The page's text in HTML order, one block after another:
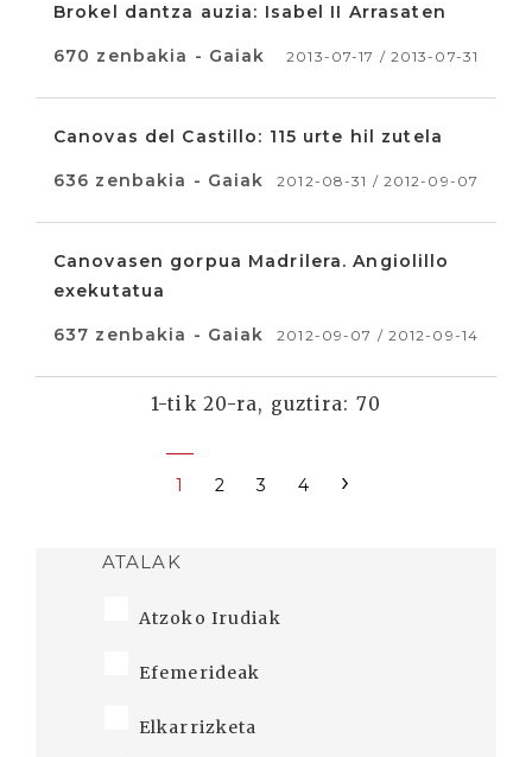
Brokel dantza auzia: Isabel II Arrasaten
670 zenbakia - Gaiak 2013-07-17 / 2013-07-31
Canovas del Castillo: 115 urte hil zutela
636 zenbakia - Gaiak 2012-08-31 / 2012-09-07
Canovasen gorpua Madrilera. Angiolillo
exekutatua
637 zenbakia - Gaiak 2012-09-07 / 2012-09-14
1-tik 20-ra, guztira: 70
1 2 3 4 ›
ATALAK
Atzoko Irudiak
Efemerideak
Elkarrizketa